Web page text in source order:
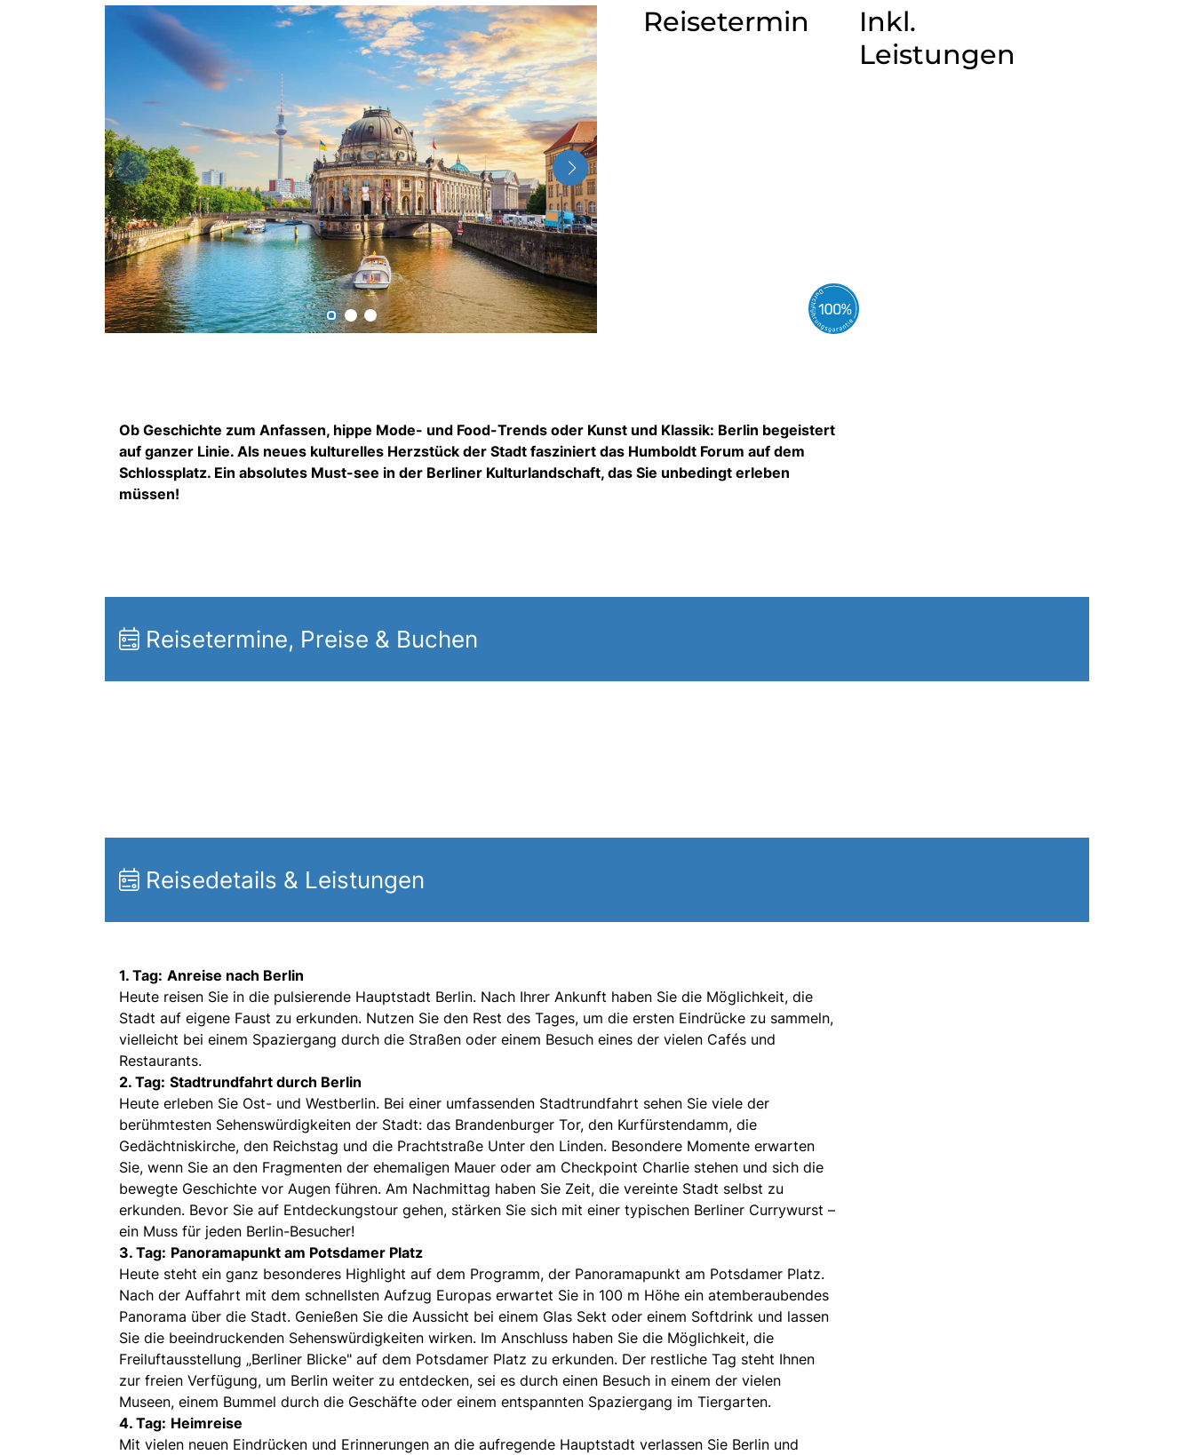
Reisetermin
Inkl.
Leistungen
Ob Geschichte zum Anfassen, hippe Mode- und Food-Trends oder Kunst und Klassik: Berlin begeistert
auf ganzer Linie. Als neues kulturelles Herzstück der Stadt fasziniert das Humboldt Forum auf dem
Schlossplatz. Ein absolutes Must-see in der Berliner Kulturlandschaft, das Sie unbedingt erleben
müssen!
Reisetermine, Preise & Buchen
Reisedetails & Leistungen
1. Tag: Anreise nach Berlin
Heute reisen Sie in die pulsierende Hauptstadt Berlin. Nach Ihrer Ankunft haben Sie die Möglichkeit, die
Stadt auf eigene Faust zu erkunden. Nutzen Sie den Rest des Tages, um die ersten Eindrücke zu sammeln,
vielleicht bei einem Spaziergang durch die Straßen oder einem Besuch eines der vielen Cafés und
Restaurants.
2. Tag: Stadtrundfahrt durch Berlin
Heute erleben Sie Ost- und Westberlin. Bei einer umfassenden Stadtrundfahrt sehen Sie viele der
berühmtesten Sehenswürdigkeiten der Stadt: das Brandenburger Tor, den Kurfürstendamm, die
Gedächtniskirche, den Reichstag und die Prachtstraße Unter den Linden. Besondere Momente erwarten
Sie, wenn Sie an den Fragmenten der ehemaligen Mauer oder am Checkpoint Charlie stehen und sich die
bewegte Geschichte vor Augen führen. Am Nachmittag haben Sie Zeit, die vereinte Stadt selbst zu
erkunden. Bevor Sie auf Entdeckungstour gehen, stärken Sie sich mit einer typischen Berliner Currywurst –
ein Muss für jeden Berlin-Besucher!
3. Tag: Panoramapunkt am Potsdamer Platz
Heute steht ein ganz besonderes Highlight auf dem Programm, der Panoramapunkt am Potsdamer Platz.
Nach der Auffahrt mit dem schnellsten Aufzug Europas erwartet Sie in 100 m Höhe ein atemberaubendes
Panorama über die Stadt. Genießen Sie die Aussicht bei einem Glas Sekt oder einem Softdrink und lassen
Sie die beeindruckenden Sehenswürdigkeiten wirken. Im Anschluss haben Sie die Möglichkeit, die
Freiluftausstellung „Berliner Blicke" auf dem Potsdamer Platz zu erkunden. Der restliche Tag steht Ihnen
zur freien Verfügung, um Berlin weiter zu entdecken, sei es durch einen Besuch in einem der vielen
Museen, einem Bummel durch die Geschäfte oder einem entspannten Spaziergang im Tiergarten.
4. Tag: Heimreise
Mit vielen neuen Eindrücken und Erinnerungen an die aufregende Hauptstadt verlassen Sie Berlin und